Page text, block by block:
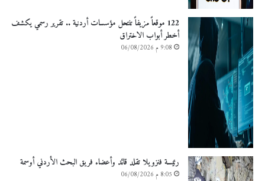
122 موقعاً مزيفاً تنتحل مؤسسات أردنية .. تقرير رسمي يكشف
أخطر أبواب الاختراق
9:08 م 06/08/2026
رئيسة فنزويلا تقلد قائد وأعضاء فريق البحث الأردني أوسمة
8:05 م 06/08/2026